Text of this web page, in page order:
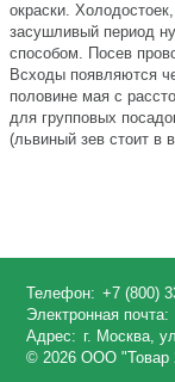
окраски.
засушливый период
способом. Посев
Всходы появляются
половине мая с
для групповых
(львиный зев стоит в
Телефон: +7 (800)
Электронная почта:
Адрес: г. Москва,
© 2026 ООО "Товар